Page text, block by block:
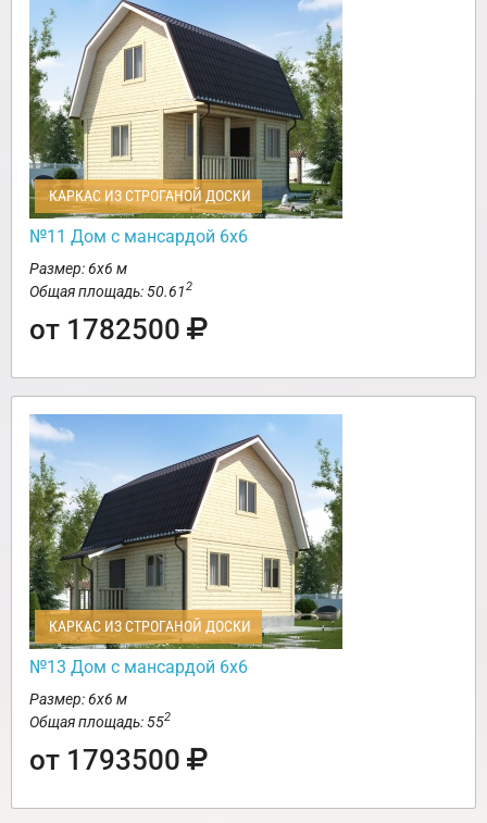
КАРКАС ИЗ СТРОГАНОЙ ДОСКИ
№11 Дом с мансардой 6х6
Размер: 6х6 м
Общая площадь: 50.612
от 1782500
КАРКАС ИЗ СТРОГАНОЙ ДОСКИ
№13 Дом с мансардой 6х6
Размер: 6х6 м
Общая площадь: 552
от 1793500